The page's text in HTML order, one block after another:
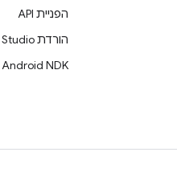
הפניית API
הורדת Studio
Android NDK